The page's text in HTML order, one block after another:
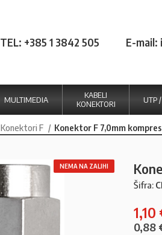
TEL: +385 1 3842 505 E-mail:
MULTIMEDIA
KABELI
KONEKTORI
UTP /
Konektori F Konektor F 7,0mm
NEMA NA ZALIHI
Šifra:
1,10
0,88